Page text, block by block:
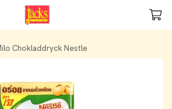
Chokladdryck Nestle